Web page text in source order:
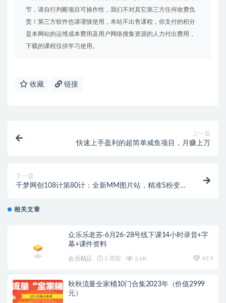
节，请自行判断项目可操作性，我们不对其它第三方任何收费负
责！第三方软件也请谨慎使用，本站不出售课程，你支付的积分
是本网站的运维成本费用及用户网络搜集资源的人力付出费用，
下载的课程仅供学习使用。
收藏 链接
上一篇
快速上手盈利的超简单咸鱼项目，月赚上万
下一篇
千梦网创108计第80计：全新MM图片站，精准S粉变现
相关文章
众乐乐老苏·6月26-28号线下课14小时录音+字
幕+课件资料
会员精品 2 周前 2.6K 49.9
秋秋流量全家桶10门合集2023年（价值2999
元）